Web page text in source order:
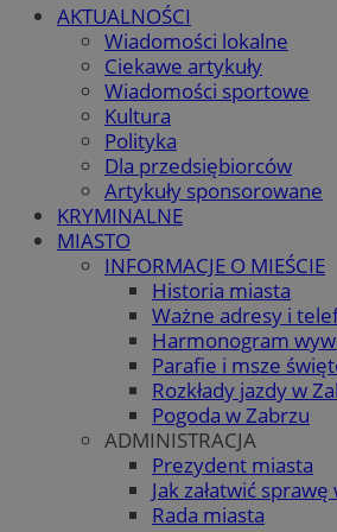
AKTUALNOŚCI
Wiadomości lokalne
Ciekawe artykuły
Wiadomości sportowe
Kultura
Polityka
Dla przedsiębiorców
Artykuły sponsorowane
KRYMINALNE
MIASTO
INFORMACJE O MIEŚCIE
Historia miasta
Ważne adresy i
Harmonogram
Parafie i msze
Rozkłady jazdy w
Pogoda w Zabrzu
ADMINISTRACJA
Prezydent miasta
Jak załatwić
Rada miasta